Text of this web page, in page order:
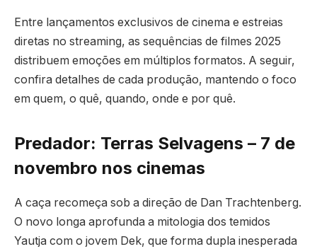
Entre lançamentos exclusivos de cinema e estreias
diretas no streaming, as sequências de filmes 2025
distribuem emoções em múltiplos formatos. A seguir,
confira detalhes de cada produção, mantendo o foco
em quem, o quê, quando, onde e por quê.
Predador: Terras Selvagens – 7 de
novembro nos cinemas
A caça recomeça sob a direção de Dan Trachtenberg.
O novo longa aprofunda a mitologia dos temidos
Yautja com o jovem Dek, que forma dupla inesperada